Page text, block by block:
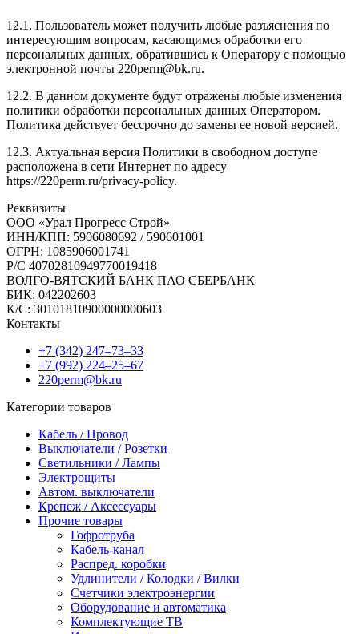
12.1. Пользователь может получить любые разъяснения по
интересующим вопросам, касающимся обработки его
персональных данных, обратившись к Оператору с помощью
электронной почты 220perm@bk.ru.
12.2. В данном документе будут отражены любые изменения
политики обработки персональных данных Оператором.
Политика действует бессрочно до замены ее новой версией.
12.3. Актуальная версия Политики в свободном доступе
расположена в сети Интернет по адресу
https://220perm.ru/privacy-policy.
Реквизиты
ООО «Урал Прогресс Строй»
ИНН/КПП: 5906080692 / 590601001
ОГРН: 1085906001741
Р/C 40702810949770019418
ВОЛГО-ВЯТСКИЙ БАНК ПАО СБЕРБАНК
БИК: 042202603
К/С: 30101810900000000603
Контакты
+7 (342) 247‒73‒33
+7 (992) 224‒25‒67
220perm@bk.ru
Категории товаров
Кабель / Провод
Выключатели / Розетки
Светильники / Лампы
Электрощиты
Автом. выключатели
Крепеж / Аксессуары
Прочие товары
Гофротруба
Кабель-канал
Распред. коробки
Удлинители / Колодки / Вилки
Счетчики электроэнергии
Оборудование и автоматика
Комплектующие ТВ